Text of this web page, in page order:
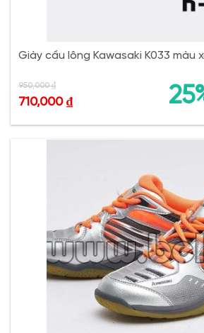
Giày cầu lông Kawasaki K033 màu
950,000₫
710,000 ₫